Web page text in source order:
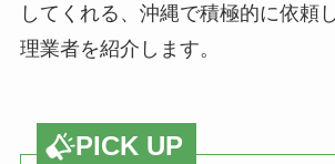
してくれる、沖縄で積極的に依頼
理業者を紹介します。
PICK UP